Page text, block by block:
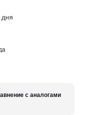
дня
с аналогами